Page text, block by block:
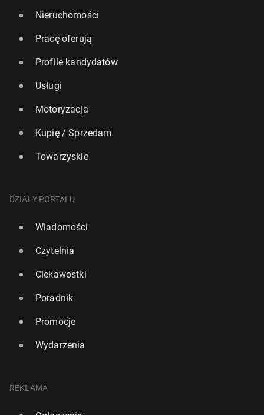
Nieruchomości
Pracę oferują
Profile kandydatów
Usługi
Motoryzacja
Kupię / Sprzedam
Towarzyskie
DZIAŁY PORTALU
Wiadomości
Czytelnia
Ciekawostki
Poradnik
Promocje
Wydarzenia
REKLAMA